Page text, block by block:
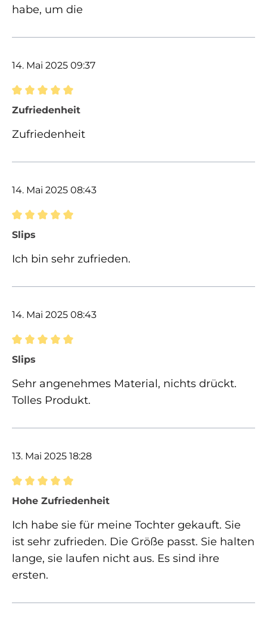
habe, um die
14. Mai 2025 09:37
Bewertung mit 5 von 5 Sternen
Zufriedenheit
Zufriedenheit
14. Mai 2025 08:43
Bewertung mit 5 von 5 Sternen
Slips
Ich bin sehr zufrieden.
14. Mai 2025 08:43
Bewertung mit 5 von 5 Sternen
Slips
Sehr angenehmes Material, nichts drückt.
Tolles Produkt.
13. Mai 2025 18:28
Bewertung mit 5 von 5 Sternen
Hohe Zufriedenheit
Ich habe sie für meine Tochter gekauft. Sie
ist sehr zufrieden. Die Größe passt. Sie halten
lange, sie laufen nicht aus. Es sind ihre
ersten.